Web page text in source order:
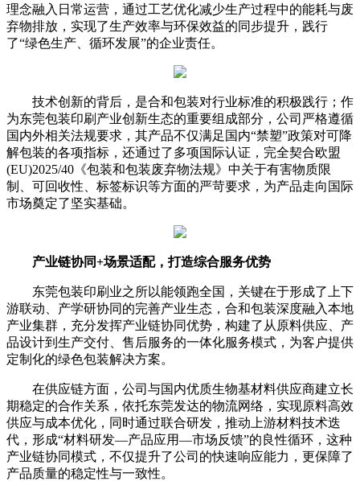
理念融入日常运营，通过工艺优化减少生产过程中的能耗与废
弃物排放，实现了生产效率与环保效益的同步提升，践行
了“绿色生产、循环发展”的企业责任。
技术创新的背后，是合和包装对行业标准的积极践行；作
为东莞包装印刷产业创新生态的重要组成部分，公司严格遵循
国内外相关法规要求，其产品不仅满足国内“禁塑”政策对可降
解包装的各项指标，还通过了多项国际认证，完全契合欧盟
(EU)2025/40《包装和包装废弃物法规》中关于有害物质限
制、可回收性、标签标识等方面的严苛要求，为产品走向国际
市场奠定了坚实基础。
产业链协同+场景适配，打造综合服务优势
东莞包装印刷业之所以能领跑全国，关键在于形成了上下
游联动、产学研协同的完善产业生态，合和包装深度融入本地
产业集群，充分发挥产业链协同优势，构建了从原料供应、产
品设计到生产交付、售后服务的一体化服务模式，为客户提供
定制化的绿色包装解决方案。
在供应链方面，公司与国内优质生物基材料供应商建立长
期稳定的合作关系，依托东莞发达的物流网络，实现原料高效
供应与成本优化，同时通过联合研发，推动上游材料技术迭
代，形成“材料研发—产品应用—市场反馈”的良性循环，这种
产业链协同模式，不仅提升了公司的快速响应能力，更保障了
产品质量的稳定性与一致性。